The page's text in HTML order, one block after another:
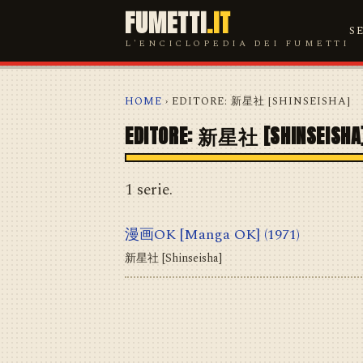
FUMETTI.IT
L'ENCICLOPEDIA DEI FUMETTI
HOME › EDITORE: 新星社 [SHINSEISHA]
EDITORE: 新星社 [SHINSEISHA]
1 serie.
漫画OK [Manga OK] (1971)
新星社 [Shinseisha]